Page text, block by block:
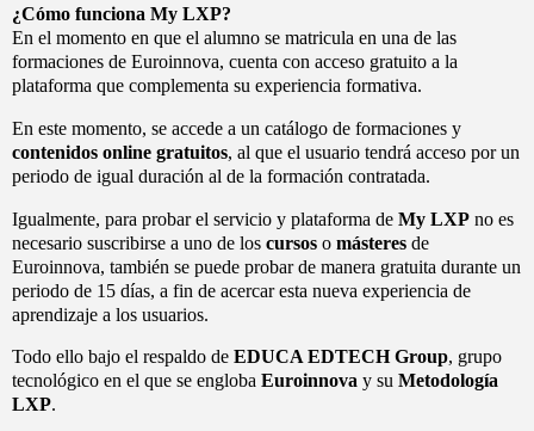
¿Cómo funciona My LXP?
En el momento en que el alumno se matricula en una de las
formaciones de Euroinnova, cuenta con acceso gratuito a la
plataforma que complementa su experiencia formativa.
En este momento, se accede a un catálogo de formaciones y
contenidos online gratuitos, al que el usuario tendrá acceso por un
periodo de igual duración al de la formación contratada.
Igualmente, para probar el servicio y plataforma de My LXP no es
necesario suscribirse a uno de los cursos o másteres de
Euroinnova, también se puede probar de manera gratuita durante un
periodo de 15 días, a fin de acercar esta nueva experiencia de
aprendizaje a los usuarios.
Todo ello bajo el respaldo de EDUCA EDTECH Group, grupo
tecnológico en el que se engloba Euroinnova y su Metodología
LXP.